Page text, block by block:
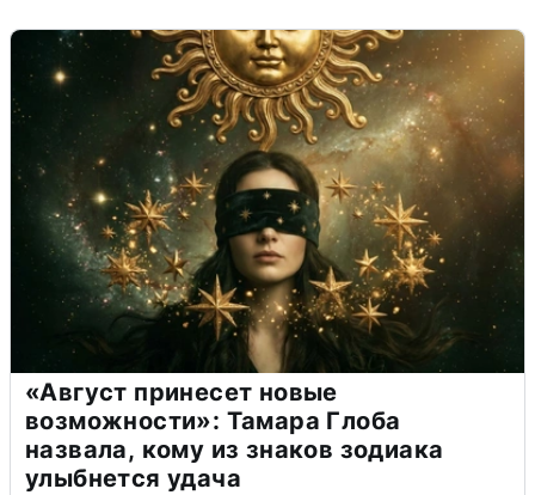
«Август принесет новые
возможности»: Тамара Глоба
назвала, кому из знаков зодиака
улыбнется удача